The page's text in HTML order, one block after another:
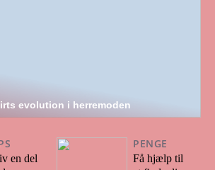
evolution i herremoden
en del
PENGE
Få hjælp til